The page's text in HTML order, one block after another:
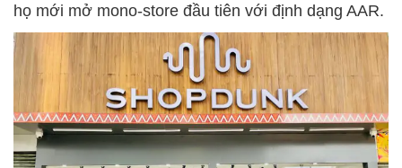
họ mới mở mono-store đầu tiên với định dạng AAR.